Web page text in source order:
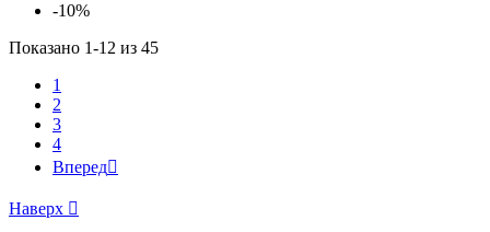
-10%
Показано 1-12 из 45
1
2
3
4
Вперед
Наверх 